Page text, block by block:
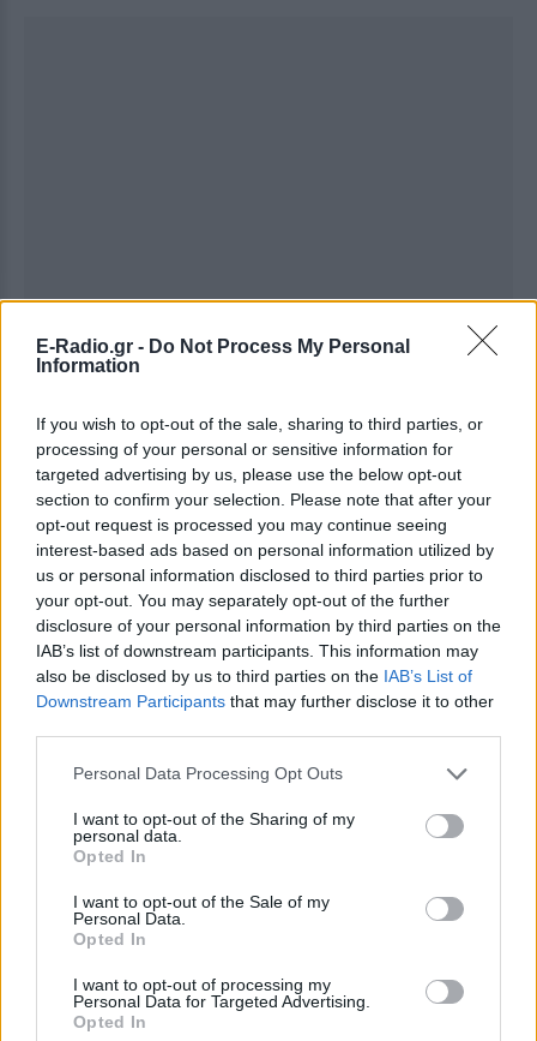
E-Radio.gr - Do Not Process My Personal
Information
If you wish to opt-out of the sale, sharing to third parties, or
processing of your personal or sensitive information for
targeted advertising by us, please use the below opt-out
section to confirm your selection. Please note that after your
opt-out request is processed you may continue seeing
interest-based ads based on personal information utilized by
us or personal information disclosed to third parties prior to
your opt-out. You may separately opt-out of the further
disclosure of your personal information by third parties on the
IAB’s list of downstream participants. This information may
also be disclosed by us to third parties on the IAB’s List of
Downstream Participants that may further disclose it to other
Personal Data Processing Opt Outs
I want to opt-out of the Sharing of my
personal data.
Opted In
I want to opt-out of the Sale of my
Personal Data.
Opted In
I want to opt-out of processing my
Personal Data for Targeted Advertising.
Opted In
Ακολουθήστε το E-Radio.gr στοGoogle News
και μάθετε πρώτοιτα πιο hot νέα.
Για ακόμη περισσότερανέα, μπείτε στηνροή
ειδήσεων του E-Daily.gr
Ακολουθήστε το E-Radio.gr και στο Instagram